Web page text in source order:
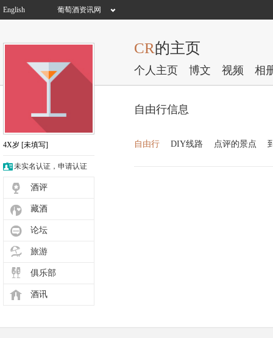
English 葡萄酒资讯网
CR的主页
个人主页 博文 视频 相
4X岁 [未填写]
未实名认证，申请认证
酒评
藏酒
论坛
旅游
俱乐部
酒讯
自由行信息
自由行 DIY线路 点评的景点